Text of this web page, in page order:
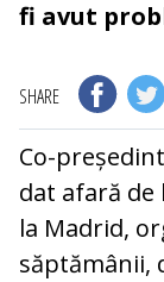
fi avut
SHARE
Co-
dat afară
la Madrid,
săptămânii,